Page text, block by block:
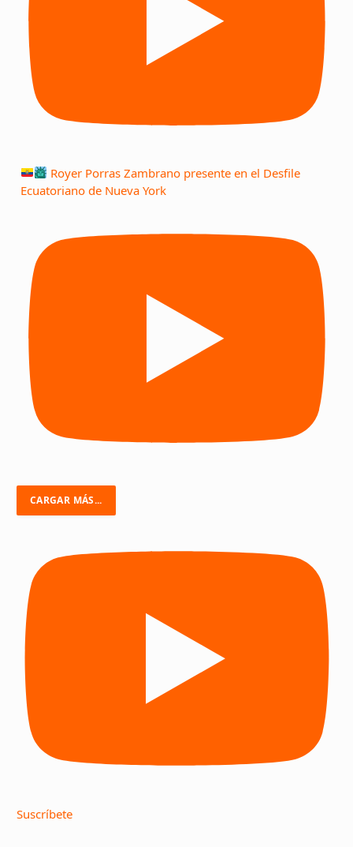
Royer Porras Zambrano presente en el Desfile
Ecuatoriano de Nueva York
CARGAR MÁS...
Suscríbete